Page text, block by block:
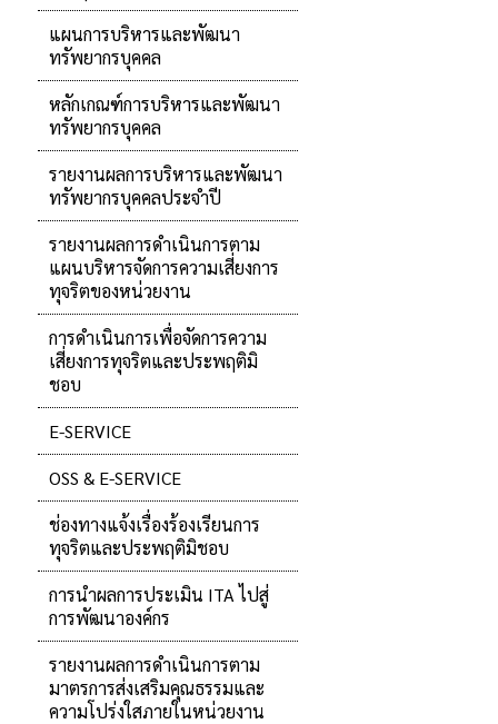
แผนการบริหารและพัฒนา
ทรัพยากรบุคคล
หลักเกณฑ์การบริหารและพัฒนา
ทรัพยากรบุคคล
รายงานผลการบริหารและพัฒนา
ทรัพยากรบุคคลประจำปี
รายงานผลการดำเนินการตาม
แผนบริหารจัดการความเสี่ยงการ
ทุจริตของหน่วยงาน
การดำเนินการเพื่อจัดการความ
เสี่ยงการทุจริตและประพฤติมิ
ชอบ
E-SERVICE
OSS & E-SERVICE
ช่องทางแจ้งเรื่องร้องเรียนการ
ทุจริตและประพฤติมิชอบ
การนำผลการประเมิน ITA ไปสู่
การพัฒนาองค์กร
รายงานผลการดำเนินการตาม
มาตรการส่งเสริมคุณธรรมและ
ความโปร่งใสภายในหน่วยงาน